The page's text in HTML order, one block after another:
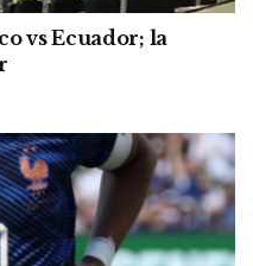
vs Ecuador; la